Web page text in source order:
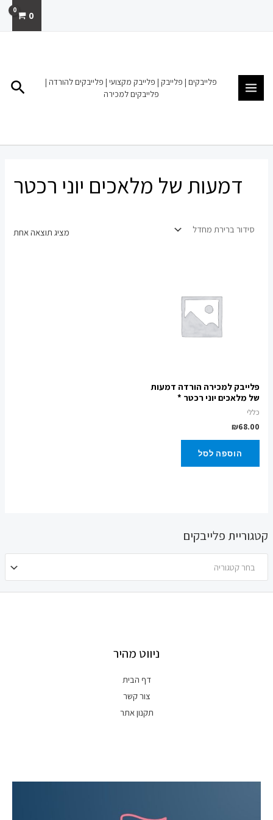
0
פלייבקים | פלייבק | פלייבק מקצועי | פלייבקים להורדה |
פלייבקים למכירה
קטגוריית פלייבקים
בחר קטגוריה
דמעות של מלאכים יוני רכטר
מציג תוצאה אחת
פלייבק למכירה הורדה דמעות
של מלאכים יוני רכטר *
כללי
₪68.00
הוספה לסל
ניווט מהיר
דף הבית
צור קשר
תקנון אתר